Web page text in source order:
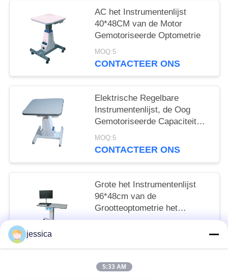
AC het Instrumentenlijst
40*48CM van de Motor
Gemotoriseerde Optometrie
MOQ:5
CONTACTEER ONS
Elektrische Regelbare
Instrumentenlijst, de Oog
Gemotoriseerde Capaciteit
van de Lijst Grote Lading
MOQ:5
CONTACTEER ONS
Grote het Instrumentenlijst
96*48cm van de
Grootteoptometrie het
Werklijst Geschikt om
jessica
5:33 AM